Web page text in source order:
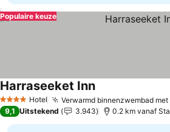
Populaire keuze
4 SterrenHotel Verwarmd binnenzwembad
Harraseeket Inn
9,1 Uitstekend 3.943 0.2 km vanaf